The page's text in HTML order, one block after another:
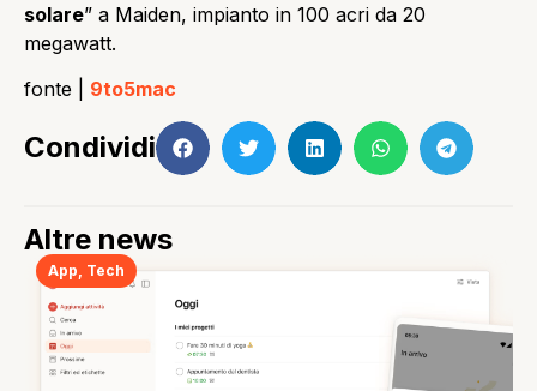
solare” a Maiden, impianto in 100 acri da 20
megawatt.
fonte | 9to5mac
Condividi
Altre news
App Tech